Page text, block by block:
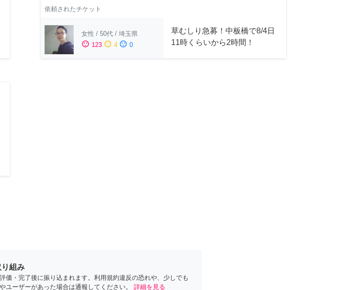
依頼されたチケット
女性 / 50代 / 埼玉県
sentiment_satisfied 123 sentiment_neutral 4 sentiment_dissatisfied 0
草むしり急募！中板橋で8/4日
11時くらいから2時間！
組み
価・完了後に振り込まれます。利用規約違反の恐れや、少しでも
ユーザーがあった場合は通報してください。
詳細を見る